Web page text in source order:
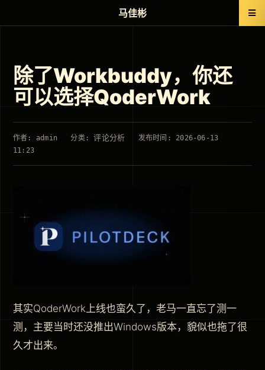
除了Workbuddy，你还
可以选择QoderWork
作者: admin 分类:评论分析
发布时间: 2026-06-13
11:23
其实QoderWork上线也蛮久了，老马一直忘了测一
测，主要当时还没推出Windows版本，貌似也拖了很
久才出来。
马佳彬